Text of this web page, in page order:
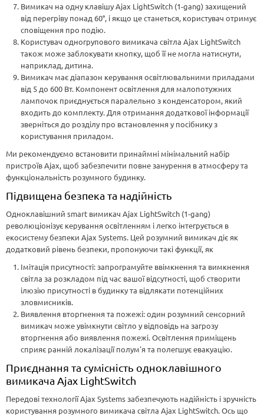
Вимикач на одну клавішу Ajax LightSwitch (1-gang) захищений
від перегріву понад 60°, і якщо це станеться, користувач отримує
сповіщення про подію.
Користувач одногрупового вимикача світла Ajax LightSwitch
також може заблокувати кнопку, щоб її не могла натиснути,
наприклад, дитина.
Вимикач має діапазон керування освітлювальними приладами
від 5 до 600 Вт. Компонент освітлення для малопотужних
лампочок приєднується паралельно з конденсатором, який
входить до комплекту. Для отримання додаткової інформації
зверніться до розділу про встановлення у посібнику з
користування приладом.
Ми рекомендуємо встановити принаймні мінімальний набір
пристроїв Ajax, щоб забезпечити повне занурення в атмосферу та
функціональність розумного будинку.
Підвищена безпека та надійність
Одноклавішний smart вимикач Ajax LightSwitch (1-gang)
революціонізує керування освітленням і легко інтегрується в
екосистему безпеки Ajax Systems. Цей розумний вимикач діє як
додатковий рівень безпеки, пропонуючи такі функції, як
Імітація присутності: запрограмуйте ввімкнення та вимкнення
світла за розкладом під час вашої відсутності, щоб створити
ілюзію присутності в будинку та відлякати потенційних
зловмисників.
Виявлення вторгнення та пожежі: один розумний сенсорний
вимикач може увімкнути світло у відповідь на загрозу
вторгнення або виявлення пожежі. Освітлення приміщень
сприяє ранній локалізації полум'я та полегшує евакуацію.
Приєднання та сумісність одноклавішного
вимикача Ajax LightSwitch
Передові технології Ajax Systems забезпечують надійність і зручність
користування розумного вимикача світла Ajax LightSwitch. Ось що